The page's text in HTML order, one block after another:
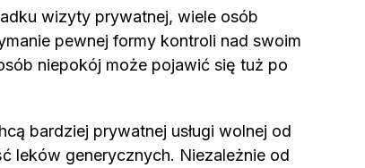
wizyty prywatnej, wiele osób
pewnej formy kontroli nad swoim
niepokój może pojawić się tuż po
bardziej prywatnej usługi wolnej od
leków generycznych. Niezależnie od